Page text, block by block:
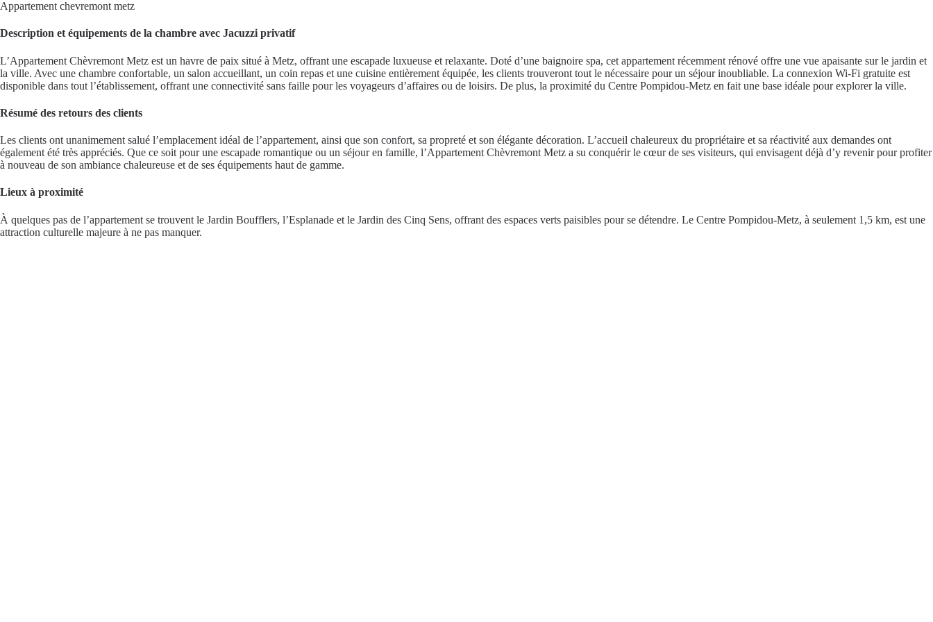
Appartement chevremont metz
Description et équipements de la chambre avec Jacuzzi privatif
L’Appartement Chèvremont Metz est un havre de paix situé à Metz, offrant une escapade luxueuse et relaxante. Doté d’une baignoire spa, cet appartement récemment rénové offre une vue apaisante sur le jardin et
la ville. Avec une chambre confortable, un salon accueillant, un coin repas et une cuisine entièrement équipée, les clients trouveront tout le nécessaire pour un séjour inoubliable. La connexion Wi-Fi gratuite est
disponible dans tout l’établissement, offrant une connectivité sans faille pour les voyageurs d’affaires ou de loisirs. De plus, la proximité du Centre Pompidou-Metz en fait une base idéale pour explorer la ville.
Résumé des retours des clients
Les clients ont unanimement salué l’emplacement idéal de l’appartement, ainsi que son confort, sa propreté et son élégante décoration. L’accueil chaleureux du propriétaire et sa réactivité aux demandes ont
également été très appréciés. Que ce soit pour une escapade romantique ou un séjour en famille, l’Appartement Chèvremont Metz a su conquérir le cœur de ses visiteurs, qui envisagent déjà d’y revenir pour profiter
à nouveau de son ambiance chaleureuse et de ses équipements haut de gamme.
Lieux à proximité
À quelques pas de l’appartement se trouvent le Jardin Boufflers, l’Esplanade et le Jardin des Cinq Sens, offrant des espaces verts paisibles pour se détendre. Le Centre Pompidou-Metz, à seulement 1,5 km, est une
attraction culturelle majeure à ne pas manquer.